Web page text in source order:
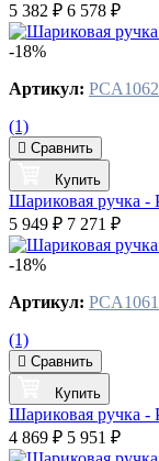
5 382 ₽ 6 578 ₽
-18%
Артикул:
(1)
Сравнить
Купить
Шариковая ручка -
5 949 ₽ 7 271 ₽
-18%
Артикул:
(1)
Сравнить
Купить
Шариковая ручка -
4 869 ₽ 5 951 ₽